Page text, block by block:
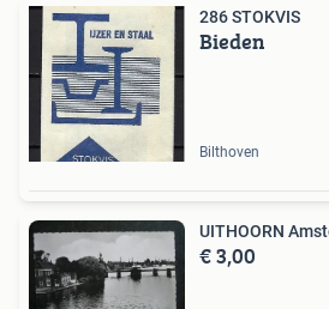
286 STOKVIS
Bieden
Bilthoven
€ 3,00